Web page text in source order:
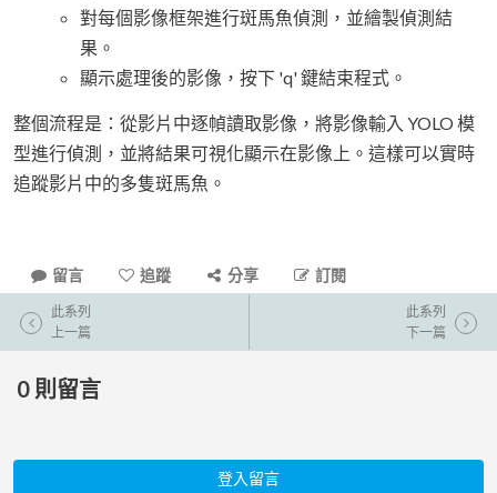
對每個影像框架進行斑馬魚偵測，並繪製偵測結
果。
顯示處理後的影像，按下 'q' 鍵結束程式。
整個流程是：從影片中逐幀讀取影像，將影像輸入 YOLO 模
型進行偵測，並將結果可視化顯示在影像上。這樣可以實時
追蹤影片中的多隻斑馬魚。
留言 追蹤 分享 訂閱
此系列
上一篇
此系列
下一篇
0 則留言
登入留言